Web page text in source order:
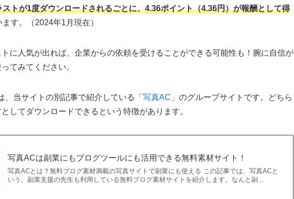
トが1度ダウンロードされるごとに、4.36ポイント（4.36円）が報酬として得
す。（2024年1月現在）
に人気が出れば、企業からの依頼を受けることができる可能性も！腕に自信が
てみてください。
、当サイトの別記事で紹介している「 写真AC 」のグループサイトです。どちら
してダウンロードできるという特徴があります。
写真ACは副業にもブログツールにも活用できる無料素材サイト！
写真ACとは？無料ブログ素材満載の写真サイトで副業にも使える この記事では、写真ACと
いう、副業支援の先生も利用している無料ブログ素材サイトを紹介します。なんと副…